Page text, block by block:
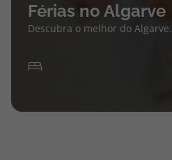
Férias no Algarve
Descubra o melhor do Algarve.